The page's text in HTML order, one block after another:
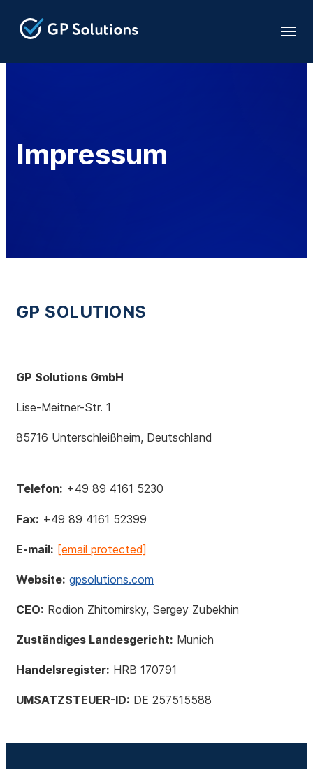
Impressum
GP SOLUTIONS
GP Solutions GmbH
Lise-Meitner-Str. 1
85716 Unterschleißheim, Deutschland
Telefon: +49 89 4161 5230
Fax: +49 89 4161 52399
E-mail: [email protected]
Website: gpsolutions.com
CEO: Rodion Zhitomirsky, Sergey Zubekhin
Zuständiges Landesgericht: Munich
Handelsregister: HRB 170791
UMSATZSTEUER-ID: DE 257515588